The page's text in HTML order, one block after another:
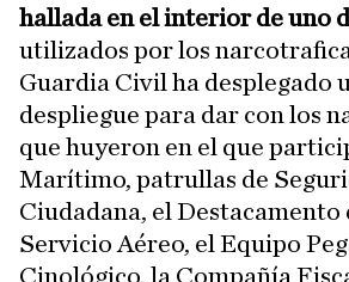
hallada en el interior de uno
utilizados por los
Guardia Civil ha desplegado
despliegue para dar con los
que huyeron en el que
Marítimo, patrullas de
Ciudadana, el Destacamento
Servicio Aéreo, el Equipo
Cinológico, la Compañía